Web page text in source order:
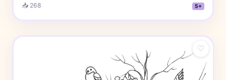
📥 268 5+
♡